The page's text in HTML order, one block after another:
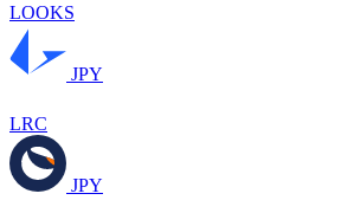
LOOKS
JPY
LRC
JPY